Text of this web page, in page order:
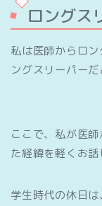
ロングス
私は医師からロ
ングスリーパーだ
ここで、私が医
た経緯を軽くお話
学生時代の休日